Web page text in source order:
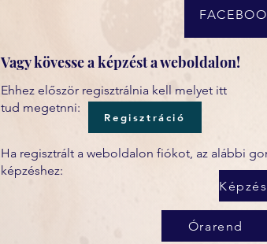
Vagy kövesse a képzést a weboldalon!
Ehhez először regisztrálnia kell melyet itt
tud megetnni:
Regisztráció
Ha regisztrált a weboldalon fiókot, az alábbi
képzéshez:
Órarend